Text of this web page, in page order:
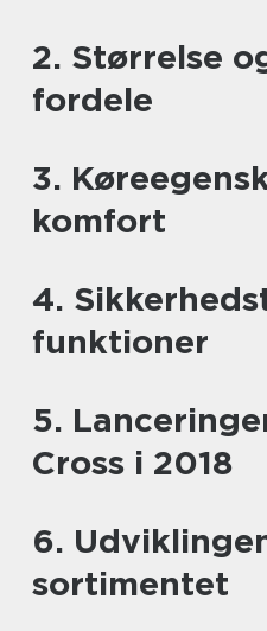
2. Størrelse
fordele
3.
komfort
4.
funktioner
5.
Cross i 2018
6.
sortimentet